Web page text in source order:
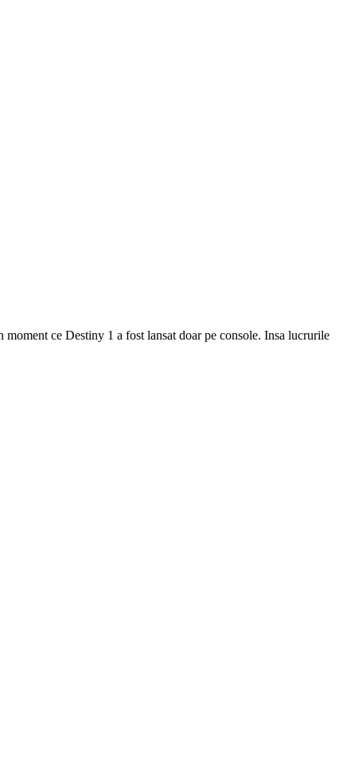
ce Destiny 1 a fost lansat doar pe console. Insa lucrurile